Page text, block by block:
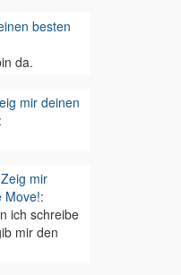
besten
da.
mir deinen
:
Zeig mir
Move!:
ich schreibe
mir den